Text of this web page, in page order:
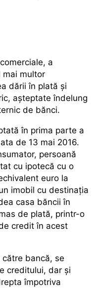
a
mai multor
dării în plată și
așteptate îndelung
de bănci.
în prima parte a
de 13 mai 2016.
persoană
cu ipotecă cu o
euro la
imobil cu destinația
casa băncii în
de plată, printr-o
credit în acest
bancă, se
creditului, dar și
împotriva